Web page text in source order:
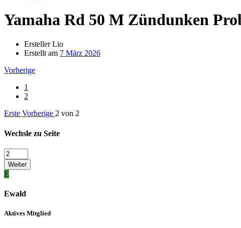
Yamaha Rd 50 M Zündunken
ErstellerLio
Erstellt am 7 März 2026
Vorherige
1
2
Erste Vorherige 2 von 2
Wechsle zu Seite
Weiter
E
Ewald
Aktives Mitglied